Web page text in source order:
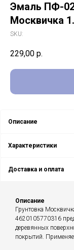
Эмаль ПФ-
Москвичка
SKU:
229,00 р.
Описание
Характеристики
Доставка и оплата
Описание
Грунтовка
4620105770316
деревянных
покрытий.